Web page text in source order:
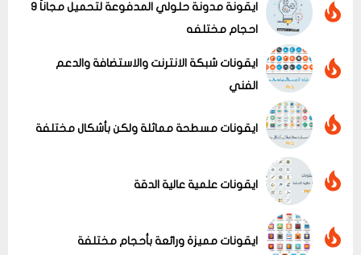
عرض الكل
ايقونة مدونة حلولي المدفوعة لتحميل مجاناً 9
احجام مختلفه
ايقونات شبكة الانترنت والاستضافة والدعم
الفني
ايقونات مسطحة مماثلة ولكن بأشكال مختلفة
ايقونات علمية عالية الدقة
ايقونات مميزة ورائعة بأحجام مختلفة